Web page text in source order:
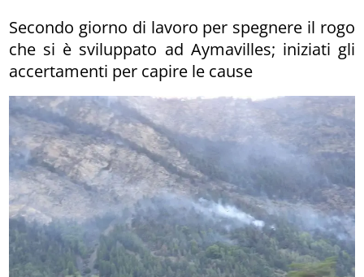
Secondo giorno di lavoro per spegnere il rogo
che si è sviluppato ad Aymavilles; iniziati gli
accertamenti per capire le cause